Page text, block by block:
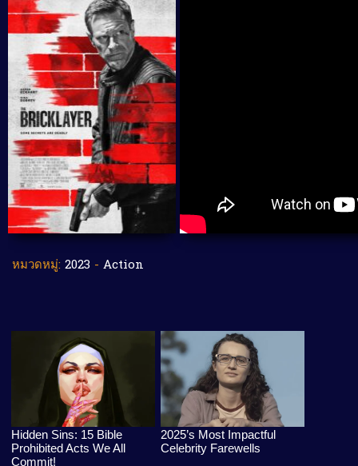
หมวดหมู่: 2023 - Action